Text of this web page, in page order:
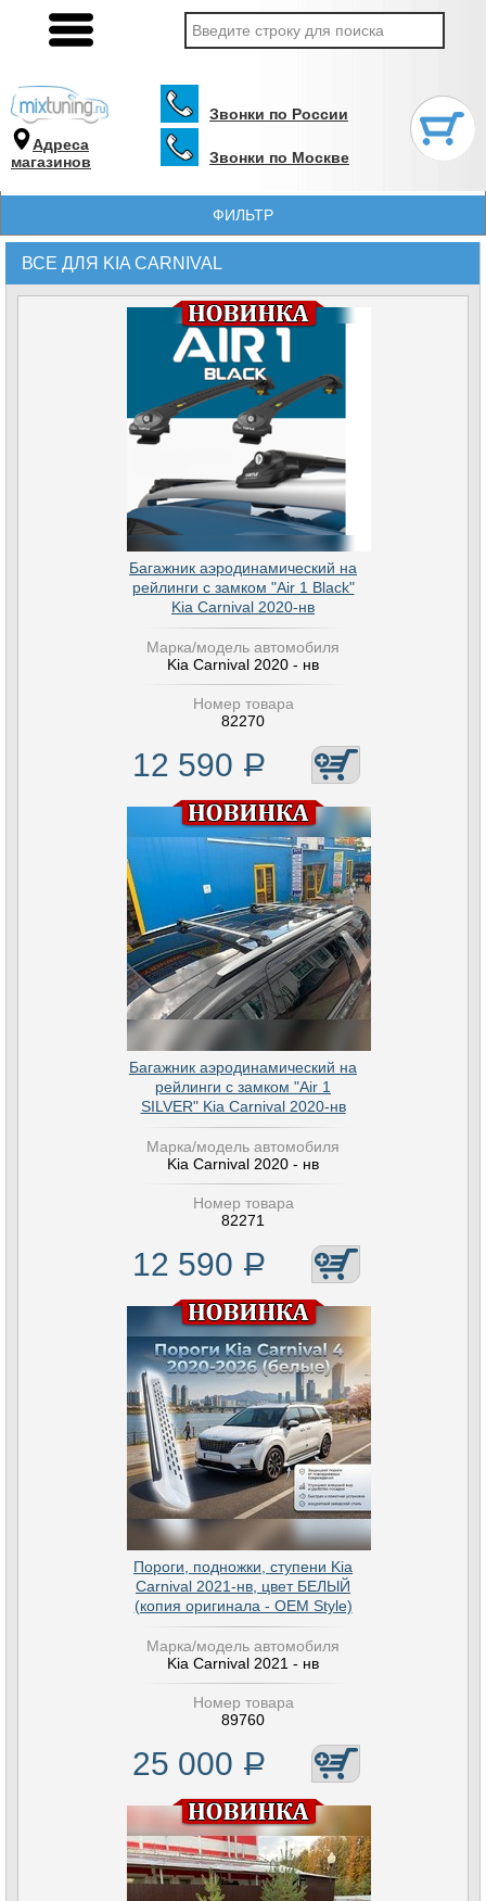
Адреса
магазинов
Звонки по России
Звонки по Москве
ФИЛЬТР
ВСЕ ДЛЯ KIA CARNIVAL
Багажник аэродинамический на
рейлинги с замком "Air 1 Black"
Kia Carnival 2020-нв
Марка/модель автомобиля
Kia Carnival 2020 - нв
Номер товара
82270
12 590 Р
Багажник аэродинамический на
рейлинги с замком "Air 1
SILVER" Kia Carnival 2020-нв
Марка/модель автомобиля
Kia Carnival 2020 - нв
Номер товара
82271
12 590 Р
Пороги, подножки, ступени Kia
Carnival 2021-нв, цвет БЕЛЫЙ
(копия оригинала - OEM Style)
Марка/модель автомобиля
Kia Carnival 2021 - нв
Номер товара
89760
25 000 Р